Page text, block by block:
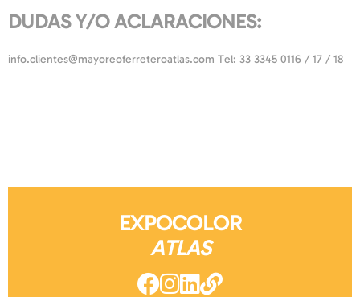
DUDAS Y/O ACLARACIONES:
info.clientes@mayoreoferreteroatlas.com Tel: 33 3345 0116 / 17 / 18
EXPOCOLOR
ATLAS